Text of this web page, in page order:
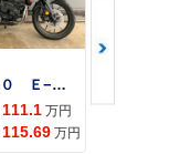
ＮＸ４００ Ｅ−Ｃｌｕｔｃｈ
111.1 万円
115.69 万円